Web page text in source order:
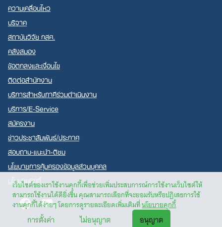
เว็บไซต์ของเราใช้งานคุกกี้เพื่อช่วยเพิ่มประสบการณ์การใช้งานเว็บไซต์ให้
สามารถใช้งานได้ดียิ่งขึ้น คุณสามารถเลือกที่จะยอมรับหรือปฏิเสธการใช้
งานคุกกี้ได้ง่ายๆ โดยการดูรายละเอียดเพิ่มเติมที่นโยบายคุกกี้
การตั้งค่า ไม่อนุญาต อนุญาต
ความเคลื่อนไหว
บริจาค
สถาบันวิจัย กสศ.
คลังสมอง
ข้อตกลงและเงื่อนไข
ติดต่อสำนักงาน
บริการสำหรับภาคีร่วมดำเนินงาน
บริการ/E-Service
สมัครงาน
ข่าวประชาสัมพันธ์/ประกาศ
สอบถาม-แนะนำ-ติชม
นโยบายการคุ้มครองข้อมูลส่วนบุคคล
นโยบายคุกกี้
FacebookYoutube